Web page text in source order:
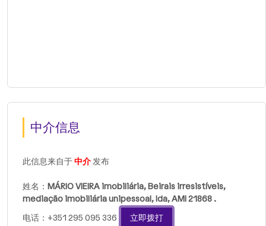
中介信息
此信息来自于中介发布
姓名： MÁRIO VIEIRA imobiliária, Beirais irresistíveis,
mediação imobiliária unipessoal, lda, AMI 21868 .
电话：+351 295 095 336
立即拨打